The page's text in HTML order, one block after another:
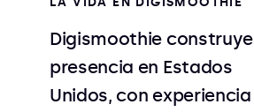
Digismoothie construye
presencia en Estados
Unidos, con experiencia